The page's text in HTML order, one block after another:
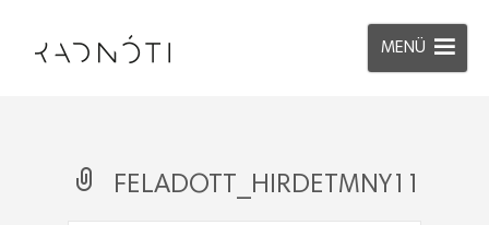
MENÜ
FELADOTT_HIRDETMNY11